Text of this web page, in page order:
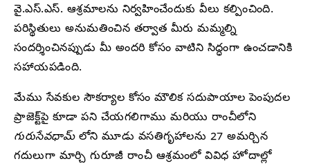
వై.ఎస్.ఎస్. ఆశ్రమాలను నిర్వహించేందుకు వీలు కల్పించింది.
పరిస్థితులు అనుమతించిన తర్వాత మీరు మమ్మల్ని
సందర్శించినప్పుడు మీ అందరి కోసం వాటిని సిద్ధంగా ఉంచడానికి
సహాయపడింది.
మేము సేవకుల సౌకర్యాల కోసం మౌలిక సదుపాయాల పెంపుదల
ప్రాజెక్ట్‌పై కూడా పని చేయగలిగాము మరియు రాంచీలోని
గురుసేవధామ్‌లోని మూడు వసతిగృహాలను 27 అమర్చిన
గదులుగా మార్చి గురూజీ రాంచీ ఆశ్రమంలో వివిధ హోదాల్లో